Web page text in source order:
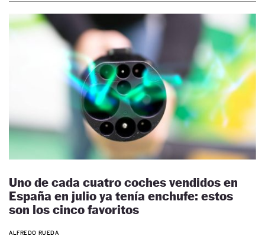
Uno de cada cuatro coches vendidos en
España en julio ya tenía enchufe: estos
son los cinco favoritos
ALFREDO RUEDA